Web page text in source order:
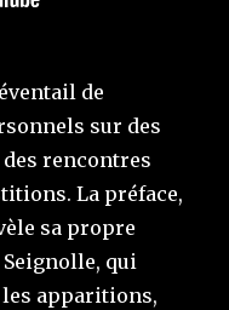
de
sur des
rencontres
La préface,
sa propre
qui
apparitions,